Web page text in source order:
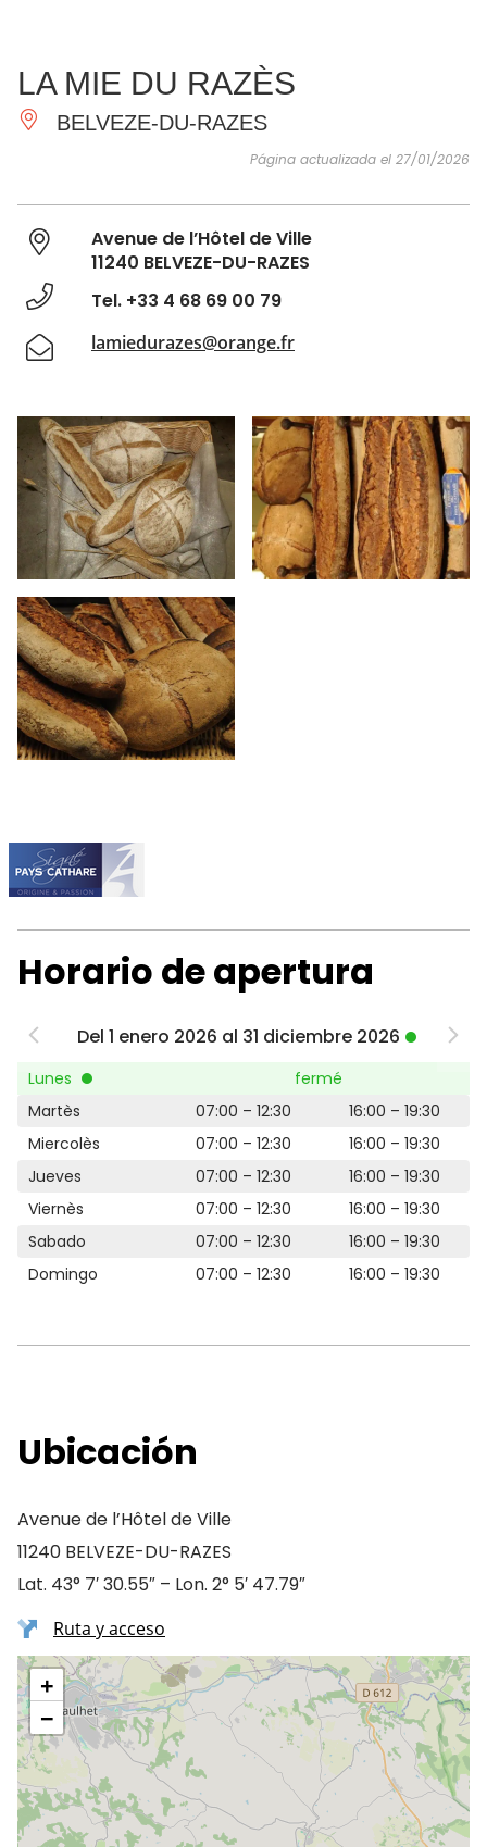
IMPRESCINDIBLES
HACER
INSPIRACIONES
LA MIE DU RAZÈS
BELVEZE-DU-RAZES
Página actualizada el 27/01/2026
Avenue de l’Hôtel de Ville
11240 BELVEZE-DU-RAZES
Tel. +33 4 68 69 00 79
lamiedurazes@orange.fr
Horario de apertura
Del 1 enero 2026 al 31 diciembre 2026
Lunes
fermé
Martès
07:00 – 12:30
16:00 – 19:30
Miercolès
07:00 – 12:30
16:00 – 19:30
Jueves
07:00 – 12:30
16:00 – 19:30
Viernès
07:00 – 12:30
16:00 – 19:30
Sabado
07:00 – 12:30
16:00 – 19:30
Domingo
07:00 – 12:30 16:00 – 19:30
Ubicación
Avenue de l’Hôtel de Ville
11240 BELVEZE-DU-RAZES
Lat. 43° 7′ 30.55″ – Lon. 2° 5′ 47.79″
Ruta y acceso
+
−